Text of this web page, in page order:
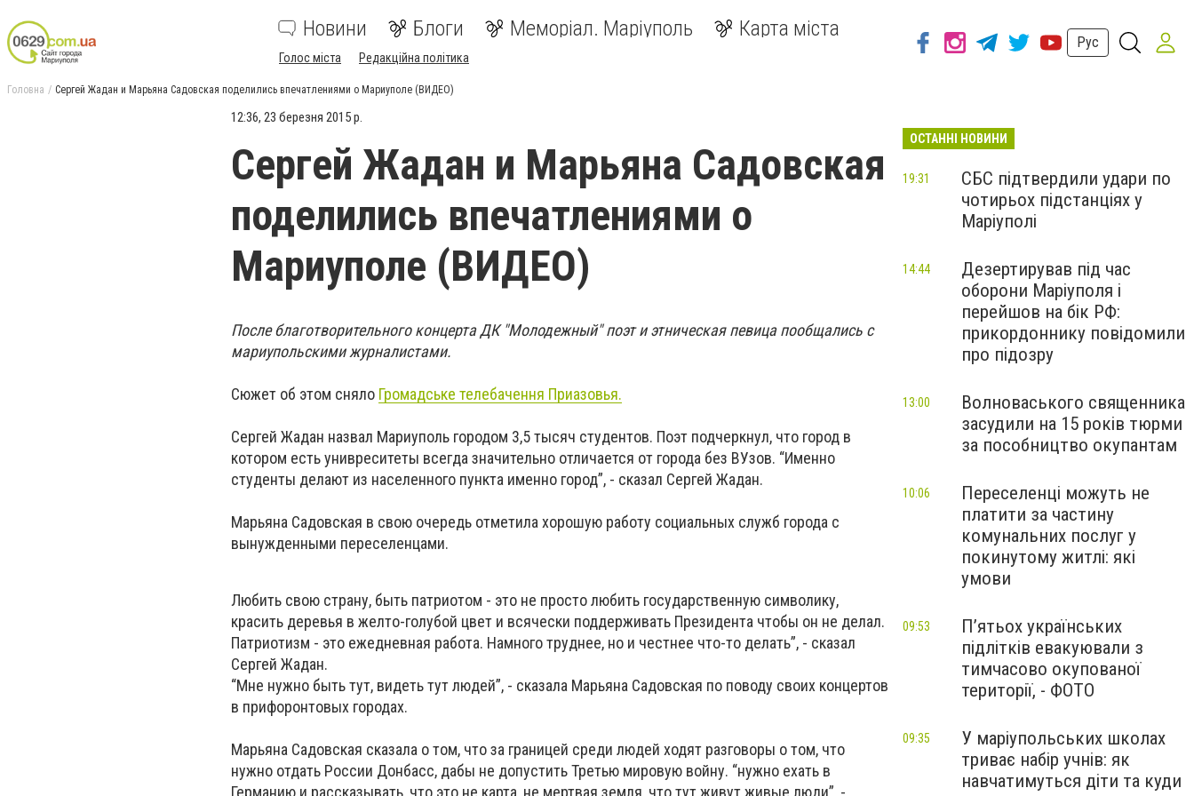
Новини Блоги Меморіал. Маріуполь Карта міста
Голос міста Редакційна політика
Рус
Головна Сергей Жадан и Марьяна Садовская поделились впечатлениями о Мариуполе (ВИДЕО)
12:36, 23 березня 2015 р.
Сергей Жадан и Марьяна Садовская
поделились впечатлениями о
Мариуполе (ВИДЕО)
После благотворительного концерта ДК "Молодежный" поэт и этническая певица пообщались с
мариупольскими журналистами.
Сюжет об этом сняло Громадське телебачення Приазовья.
Сергей Жадан назвал Мариуполь городом 3,5 тысяч студентов. Поэт подчеркнул, что город в
котором есть унивреситеты всегда значительно отличается от города без ВУзов. “Именно
студенты делают из населенного пункта именно город”, - сказал Сергей Жадан.
Марьяна Садовская в свою очередь отметила хорошую работу социальных служб города с
вынужденными переселенцами.
Любить свою страну, быть патриотом - это не просто любить государственную символику,
красить деревья в желто-голубой цвет и всячески поддерживать Президента чтобы он не делал.
Патриотизм - это ежедневная работа. Намного труднее, но и честнее что-то делать”, - сказал
Сергей Жадан.
“Мне нужно быть тут, видеть тут людей”, - сказала Марьяна Садовская по поводу своих концертов
в прифоронтовых городах.
Марьяна Садовская сказала о том, что за границей среди людей ходят разговоры о том, что
нужно отдать России Донбасс, дабы не допустить Третью мировую войну. “нужно ехать в
Германию и рассказывать, что это не карта, не мертвая земля, что тут живут живые люди”, -
ОСТАННІ НОВИНИ
СБС підтвердили удари по
чотирьох підстанціях у
Маріуполі
19:31
Дезертирував під час
оборони Маріуполя і
перейшов на бік РФ:
прикордоннику повідомили
про підозру
14:44
Волноваського священника
засудили на 15 років тюрми
за пособництво окупантам
13:00
Переселенці можуть не
платити за частину
комунальних послуг у
покинутому житлі: які
умови
10:06
П’ятьох українських
підлітків евакуювали з
тимчасово окупованої
території, - ФОТО
09:53
У маріупольських школах
триває набір учнів: як
навчатимуться діти та куди
09:35